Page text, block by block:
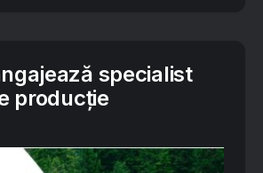
specialist
producție